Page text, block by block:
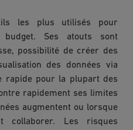
les plus utilisés pour
Ses atouts sont
possibilité de créer des
des données via
rapide pour la plupart des
rapidement ses limites
augmentent ou lorsque
collaborer. Les risques